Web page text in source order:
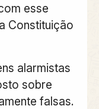
esse
Constituição
alarmistas
sobre
falsas.